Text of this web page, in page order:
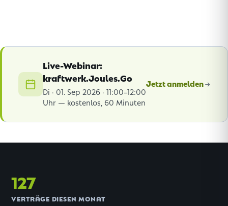
Live-Webinar:
kraftwerk.Joules.Go
Di · 01. Sep 2026 · 11:00–12:00
Uhr — kostenlos, 60 Minuten
Jetzt anmelden
127
VERTRÄGE DIESEN MONAT